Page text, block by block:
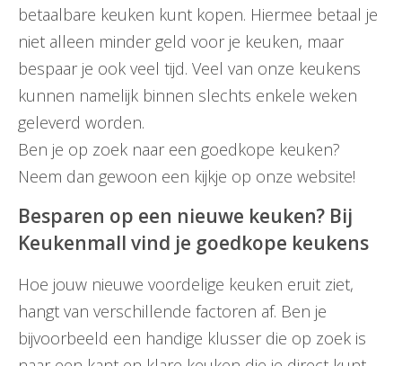
betaalbare keuken kunt kopen. Hiermee betaal je
niet alleen minder geld voor je keuken, maar
bespaar je ook veel tijd. Veel van onze keukens
kunnen namelijk binnen slechts enkele weken
geleverd worden.
Ben je op zoek naar een goedkope keuken?
Neem dan gewoon een kijkje op onze website!
Besparen op een nieuwe keuken? Bij
Keukenmall vind je goedkope keukens
Hoe jouw nieuwe voordelige keuken eruit ziet,
hangt van verschillende factoren af. Ben je
bijvoorbeeld een handige klusser die op zoek is